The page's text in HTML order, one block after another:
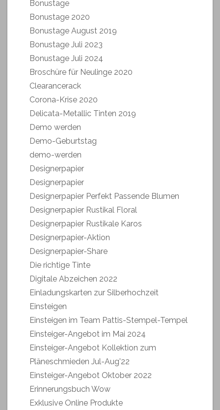
Bonustage
Bonustage 2020
Bonustage August 2019
Bonustage Juli 2023
Bonustage Juli 2024
Broschüre für Neulinge 2020
Clearancerack
Corona-Krise 2020
Delicata-Metallic Tinten 2019
Demo werden
Demo-Geburtstag
demo-werden
Designerpapier
Designerpapier
Designerpapier Perfekt Passende Blumen
Designerpapier Rustikal Floral
Designerpapier Rustikale Karos
Designerpapier-Aktion
Designerpapier-Share
Die richtige Tinte
Digitale Abzeichen 2022
Einladungskarten zur Silberhochzeit
Einsteigen
Einsteigen im Team Pattis-Stempel-Tempel
Einsteiger-Angebot im Mai 2024
Einsteiger-Angebot Kollektion zum
Pläneschmieden Jul-Aug'22
Einsteiger-Angebot Oktober 2022
Erinnerungsbuch Wow
Exklusive Online Produkte